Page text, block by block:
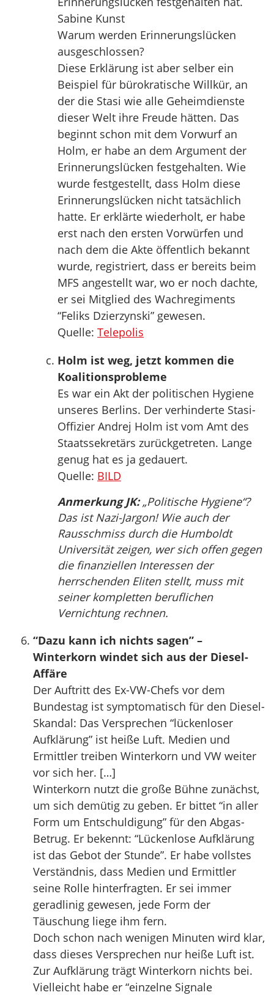
Sabine Kunst
Warum werden Erinnerungslücken
ausgeschlossen?
Diese Erklärung ist aber selber ein
Beispiel für bürokratische Willkür, an
der die Stasi wie alle Geheimdienste
dieser Welt ihre Freude hätten. Das
beginnt schon mit dem Vorwurf an
Holm, er habe an dem Argument der
Erinnerungslücken festgehalten. Wie
wurde festgestellt, dass Holm diese
Erinnerungslücken nicht tatsächlich
hatte. Er erklärte wiederholt, er habe
erst nach den ersten Vorwürfen und
nach dem die Akte öffentlich bekannt
wurde, registriert, dass er bereits beim
MFS angestellt war, wo er noch dachte,
er sei Mitglied des Wachregiments
“Feliks Dzierzynski” gewesen.
Quelle: Telepolis
Holm ist weg, jetzt kommen die
Koalitionsprobleme
Es war ein Akt der politischen Hygiene
unseres Berlins. Der verhinderte Stasi-
Offizier Andrej Holm ist vom Amt des
Staatssekretärs zurückgetreten. Lange
genug hat es ja gedauert.
Quelle: BILD
Anmerkung JK:„Politische Hygiene“?
Das ist Nazi-Jargon! Wie auch der
Rausschmiss durch die Humboldt
Universität zeigen, wer sich offen gegen
die finanziellen Interessen der
herrschenden Eliten stellt, muss mit
seiner kompletten beruflichen
Vernichtung rechnen.
“Dazu kann ich nichts sagen” –
Winterkorn windet sich aus der Diesel-
Affäre
Der Auftritt des Ex-VW-Chefs vor dem
Bundestag ist symptomatisch für den Diesel-
Skandal: Das Versprechen “lückenloser
Aufklärung” ist heiße Luft. Medien und
Ermittler treiben Winterkorn und VW weiter
vor sich her. […]
Winterkorn nutzt die große Bühne zunächst,
um sich demütig zu geben. Er bittet “in aller
Form um Entschuldigung” für den Abgas-
Betrug. Er bekennt: “Lückenlose Aufklärung
ist das Gebot der Stunde”. Er habe vollstes
Verständnis, dass Medien und Ermittler
seine Rolle hinterfragten. Er sei immer
geradlinig gewesen, jede Form der
Täuschung liege ihm fern.
Doch schon nach wenigen Minuten wird klar,
dass dieses Versprechen nur heiße Luft ist.
Zur Aufklärung trägt Winterkorn nichts bei.
Vielleicht habe er “einzelne Signale